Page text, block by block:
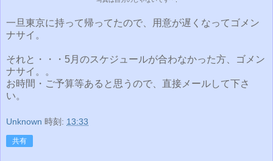
一旦東京に持って帰ってたので、用意が遅くなってゴメン
ナサイ。
それと・・・5月のスケジュールが合わなかった方、ゴメン
ナサイ。。
お時間・ご予算等あると思うので、直接メールして下さ
い。
Unknown 時刻: 13:33
共有